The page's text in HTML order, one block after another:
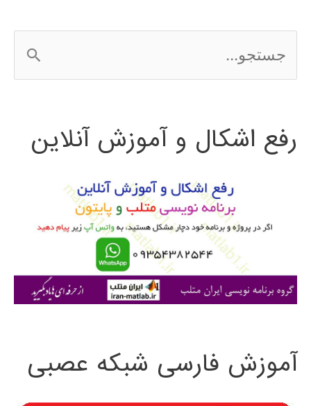
س
ج
ی
رفع اشکال و آموزش آنلاین
آموزش فارسی شبکه عصبی